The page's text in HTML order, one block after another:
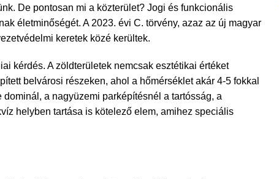
De pontosan mi a közterület? Jogi és funkcionális
életminőségét. A 2023. évi C. törvény, azaz az új magyar
keretek közé kerültek.
kérdés. A zöldterületek nemcsak esztétikai értéket
belvárosi részeken, ahol a hőmérséklet akár 4-5 fokkal
a nagyüzemi parképítésnél a tartósság, a
helyben tartása is kötelező elem, amihez speciális